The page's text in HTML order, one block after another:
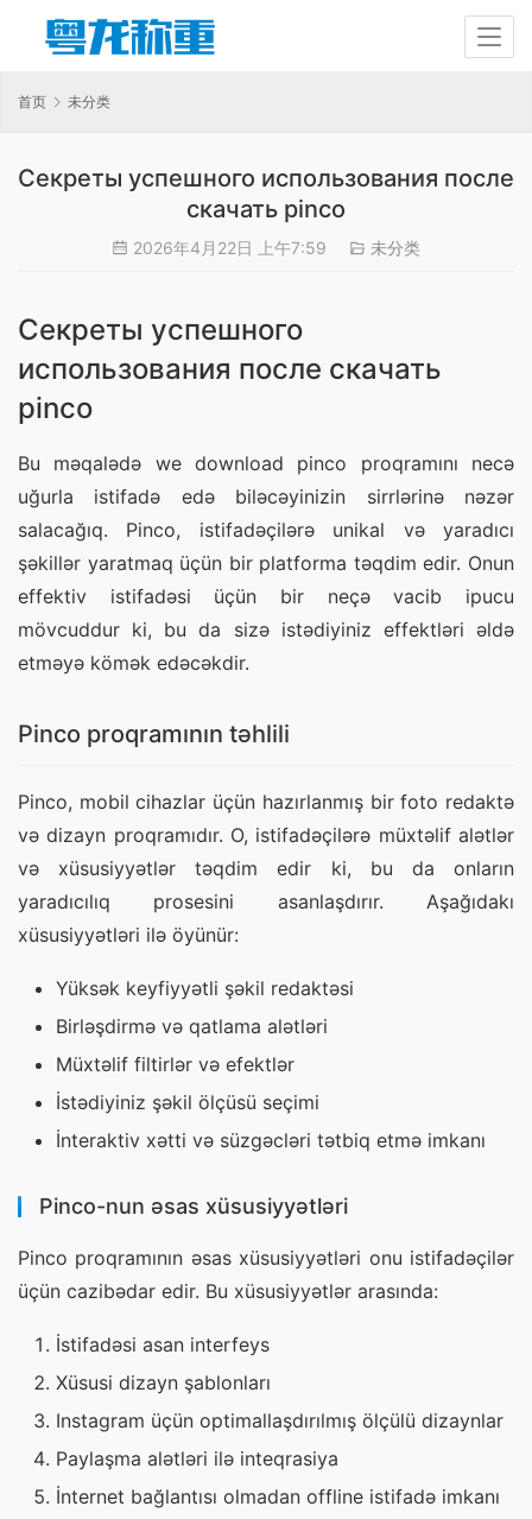
首页 未分类
Секреты успешного использования после
скачать pinco
2026年4月22日 上午7:59 未分类
Секреты успешного
использования после скачать
pinco
Bu məqalədə we download pinco proqramını necə
uğurla istifadə edə biləcəyinizin sirrlərinə nəzər
salacağıq. Pinco, istifadəçilərə unikal və yaradıcı
şəkillər yaratmaq üçün bir platforma təqdim edir. Onun
effektiv istifadəsi üçün bir neçə vacib ipucu
mövcuddur ki, bu da sizə istədiyiniz effektləri əldə
etməyə kömək edəcəkdir.
Pinco proqramının təhlili
Pinco, mobil cihazlar üçün hazırlanmış bir foto redaktə
və dizayn proqramıdır. O, istifadəçilərə müxtəlif alətlər
və xüsusiyyətlər təqdim edir ki, bu da onların
yaradıcılıq prosesini asanlaşdırır. Aşağıdakı
xüsusiyyətləri ilə öyünür:
Yüksək keyfiyyətli şəkil redaktəsi
Birləşdirmə və qatlama alətləri
Müxtəlif filtirlər və efektlər
İstədiyiniz şəkil ölçüsü seçimi
İnteraktiv xətti və süzgəcləri tətbiq etmə imkanı
Pinco-nun əsas xüsusiyyətləri
Pinco proqramının əsas xüsusiyyətləri onu istifadəçilər
üçün cazibədar edir. Bu xüsusiyyətlər arasında:
İstifadəsi asan interfeys
Xüsusi dizayn şablonları
Instagram üçün optimallaşdırılmış ölçülü dizaynlar
Paylaşma alətləri ilə inteqrasiya
İnternet bağlantısı olmadan offline istifadə imkanı